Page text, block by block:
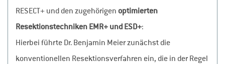
RESECT+ und den zugehörigen optimierten
Resektionstechniken EMR+ und ESD+:
Hierbei führte Dr. Benjamin Meier zunächst die
konventionellen Resektionsverfahren ein, die in der Regel